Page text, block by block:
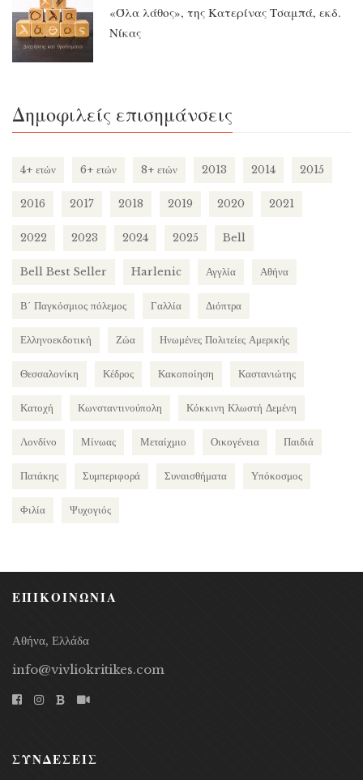
«Όλα λάθος», της Κατερίνας Τσαμπά, εκδ.
Νίκας
Δημοφιλείς επισημάνσεις
4+ ετών 6+ ετών 8+ ετών 2013 2014 2015
2016 2017 2018 2019 2020 2021
2022 2023 2024 2025 Bell
Bell Best Seller Harlenic Αγγλία Αθήνα
Β΄ Παγκόσμιος πόλεμος Γαλλία Διόπτρα
Ελληνοεκδοτική Ζώα Ηνωμένες Πολιτείες Αμερικής
Θεσσαλονίκη Κέδρος Κακοποίηση Καστανιώτης
Κατοχή Κωνσταντινούπολη Κόκκινη Κλωστή Δεμένη
Λονδίνο Μίνωας Μεταίχμιο Οικογένεια Παιδιά
Πατάκης Συμπεριφορά Συναισθήματα Υπόκοσμος
Φιλία Ψυχογιός
ΕΠΙΚΟΙΝΩΝΙΑ
Αθήνα, Ελλάδα
info@vivliokritikes.com
ΣΥΝΔΕΣΕΙΣ